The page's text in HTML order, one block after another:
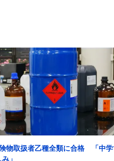
物取扱者乙種全類に合格 「中学
」